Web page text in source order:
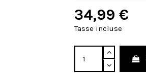
34,99 €
Tasse incluse